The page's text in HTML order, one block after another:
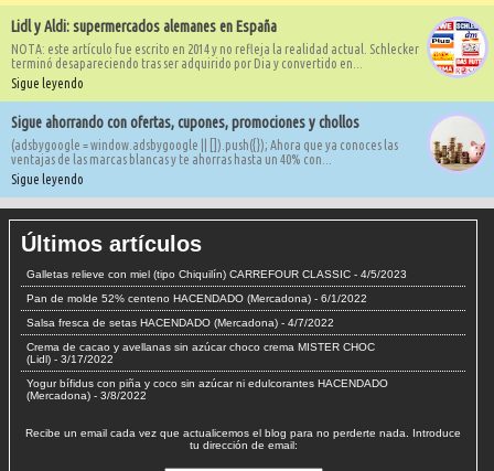
Lidl y Aldi: supermercados alemanes en España
NOTA: este artículo fue escrito en 2014 y no refleja la realidad actual. Schlecker
terminó desapareciendo tras ser adquirido por Dia y convertido en...
Sigue leyendo
Sigue ahorrando con ofertas, cupones, promociones y chollos
(adsbygoogle = window.adsbygoogle || []).push({}); Ahora que ya conoces las
ventajas de las marcas blancas y te ahorras hasta un 40% con...
Sigue leyendo
Últimos artículos
Galletas relieve con miel (tipo Chiquilín) CARREFOUR CLASSIC - 4/5/2023
Pan de molde 52% centeno HACENDADO (Mercadona) - 6/1/2022
Salsa fresca de setas HACENDADO (Mercadona) - 4/7/2022
Crema de cacao y avellanas sin azúcar choco crema MISTER CHOC
(Lidl) - 3/17/2022
Yogur bífidus con piña y coco sin azúcar ni edulcorantes HACENDADO
(Mercadona) - 3/8/2022
Recibe un email cada vez que actualicemos el blog para no perderte nada. Introduce
tu dirección de email: